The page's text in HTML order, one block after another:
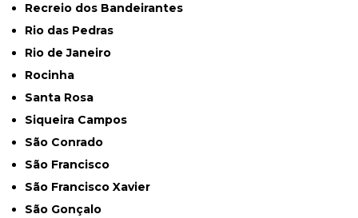
Recreio dos Bandeirantes
Rio das Pedras
Rio de Janeiro
Rocinha
Santa Rosa
Siqueira Campos
São Conrado
São Francisco
São Francisco Xavier
São Gonçalo